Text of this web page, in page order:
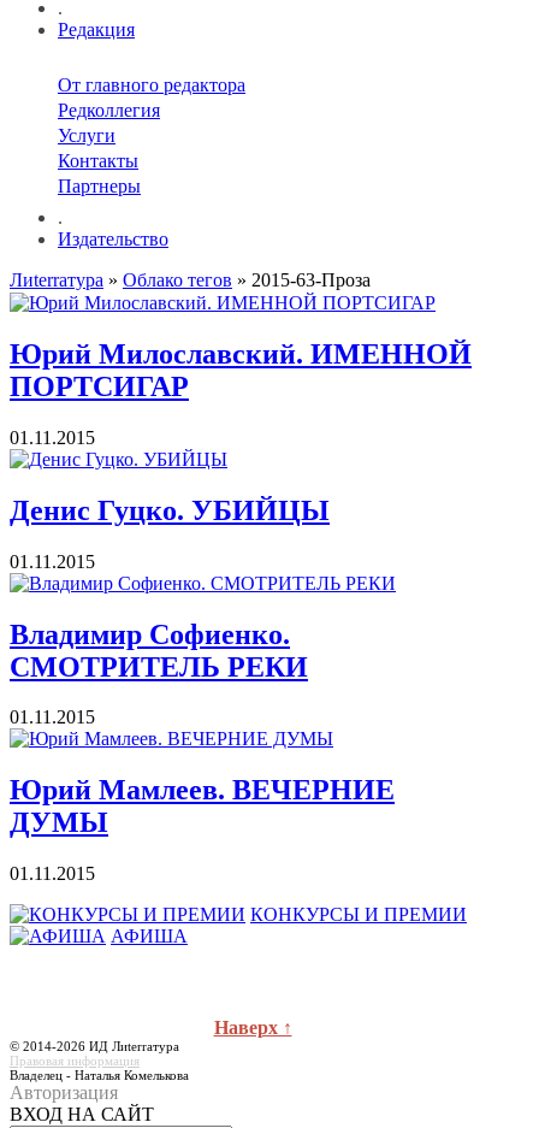
.
Редакция
От главного редактора
Редколлегия
Услуги
Контакты
Партнеры
.
Издательство
Лиterraтура » Облако тегов » 2015-63-Проза
Юрий Милославский. ИМЕННОЙ
ПОРТСИГАР
01.11.2015
Денис Гуцко. УБИЙЦЫ
01.11.2015
Владимир Софиенко.
СМОТРИТЕЛЬ РЕКИ
01.11.2015
Юрий Мамлеев. ВЕЧЕРНИЕ
ДУМЫ
01.11.2015
КОНКУРСЫ И ПРЕМИИ
АФИША
Наверх ↑
© 2014-2026 ИД Лиterraтура
Правовая информация
Владелец - Наталья Комелькова
Авторизация
ВХОД НА САЙТ